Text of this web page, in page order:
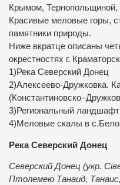
Крымом,
Красивые меловые горы,
памятники природы.
Ниже вкратце описаны
окрестностях г.
1)Река Северский Донец
2)Алексеево-Дружковка.
3)Региональный
4)Меловые скалы в
Река Северский Донец
Северский Донец (укр.
Птолемею Танаид,